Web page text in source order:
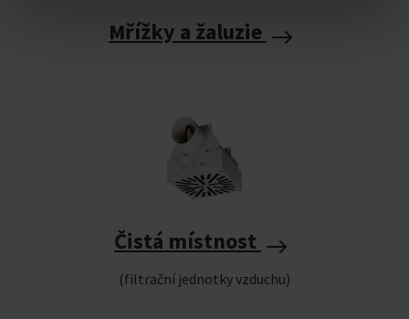
Mřížky a žaluzie
Čistá místnost
(filtrační jednotky vzduchu)